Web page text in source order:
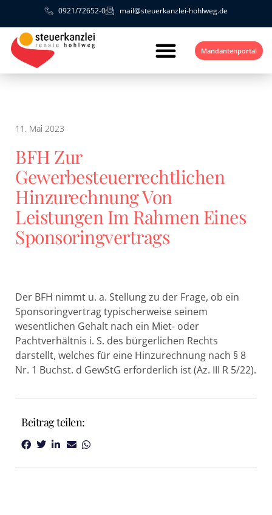
0921/72652-0 mail@steuerkanzlei-hohlweg.de
Mandantenportal
11. Mai 2023
BFH Zur
Gewerbesteuerrechtlichen
Hinzurechnung Von
Leistungen Im Rahmen Eines
Sponsoringvertrags
Der BFH nimmt u. a. Stellung zu der Frage, ob ein
Sponsoringvertrag typischerweise seinem
wesentlichen Gehalt nach ein Miet- oder
Pachtverhältnis i. S. des bürgerlichen Rechts
darstellt, welches für eine Hinzurechnung nach § 8
Nr. 1 Buchst. d GewStG erforderlich ist (Az. III R 5/22).
Beitrag teilen: